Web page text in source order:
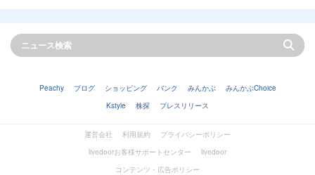
Peachy ブログ ショッピング バンク みんかぶ
みんかぶChoice
Kstyle
株探 プレスリリース
運営会社 利用規約
プライバシーポリシー
livedoorお客様サポートセンター
livedoor
コンテンツ・広告ポリシー